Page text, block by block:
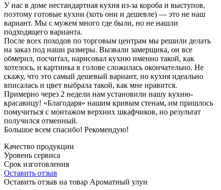
У нас в доме нестандартная кухня из-за короба и выступов,
поэтому готовые кухни (хоть они и дешевле) — это не наш
вариант. Мы с мужем много где были, но не нашли
подходящего варианта.
После всех походов по торговым центрам мы решили делать
на заказ под наши размеры. Вызвали замерщика, он все
обмерил, посчитал, нарисовал кухню именно такой, как
хотелось, и картинка в голове сложилась окончательно. Не
скажу, что это самый дешевый вариант, но кухня идеально
вписалась и цвет выбрала такой, как мне нравится.
Примерно через 2 недели нам установили нашу кухню-
красавицу! «Благодаря» нашим кривым стенам, им пришлось
помучиться с монтажом верхних шкафчиков, но результат
получился отменный.
Большое всем спасибо! Рекомендую!
Качество продукции
Уровень сервиса
Срок изготовления
Оставить отзыв
Оставить отзыв на товар Ароматный улун